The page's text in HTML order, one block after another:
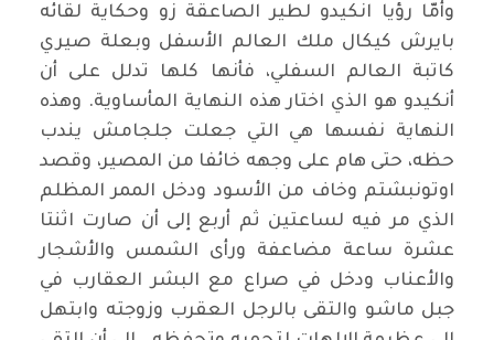
وأمّا رؤيا انكيدو لطير الصاعقة زو وحكاية لقائه
بايرش كيكال ملك العالم الأسفل وبعلة صيري
كاتبة العالم السفلي، فأنها كلها تدلل على أن
أنكيدو هو الذي اختار هذه النهاية المأساوية. وهذه
النهاية نفسها هي التي جعلت جلجامش يندب
حظه، حتى هام على وجهه خائفا من المصير، وقصد
اوتونبشتم وخاف من الأسود ودخل الممر المظلم
الذي مر فيه لساعتين ثم أربع إلى أن صارت اثنتا
عشرة ساعة مضاعفة ورأى الشمس والأشجار
والأعناب ودخل في صراع مع البشر العقارب في
جبل ماشو والتقى بالرجل العقرب وزوجته وابتهل